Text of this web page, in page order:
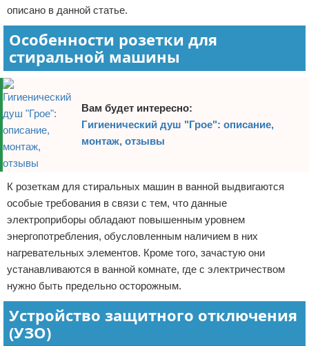
описано в данной статье.
Особенности розетки для
стиральной машины
Вам будет интересно:
Гигиенический душ "Грое": описание,
монтаж, отзывы
К розеткам для стиральных машин в ванной выдвигаются
особые требования в связи с тем, что данные
электроприборы обладают повышенным уровнем
энергопотребления, обусловленным наличием в них
нагревательных элементов. Кроме того, зачастую они
устанавливаются в ванной комнате, где с электричеством
нужно быть предельно осторожным.
Устройство защитного отключения
(УЗО)